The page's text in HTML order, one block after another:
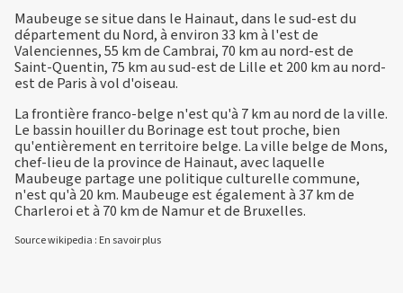
Maubeuge se situe dans le Hainaut, dans le sud-est du
département du Nord, à environ 33 km à l'est de
Valenciennes, 55 km de Cambrai, 70 km au nord-est de
Saint-Quentin, 75 km au sud-est de Lille et 200 km au nord-
est de Paris à vol d'oiseau.
La frontière franco-belge n'est qu'à 7 km au nord de la ville.
Le bassin houiller du Borinage est tout proche, bien
qu'entièrement en territoire belge. La ville belge de Mons,
chef-lieu de la province de Hainaut, avec laquelle
Maubeuge partage une politique culturelle commune,
n'est qu'à 20 km. Maubeuge est également à 37 km de
Charleroi et à 70 km de Namur et de Bruxelles.
Source wikipedia : En savoir plus